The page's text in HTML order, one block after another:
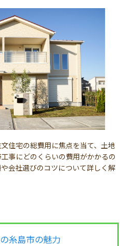
住宅の総費用に焦点を当て、土地
事にどのくらいの費用がかかるの
会社選びのコツについて詳しく解
糸島市の魅力